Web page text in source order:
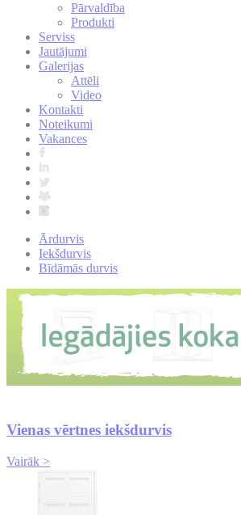
Pārvaldība
Produkti
Serviss
Jautājumi
Galerijas
Attēli
Video
Kontakti
Noteikumi
Vakances
Ārdurvis
Iekšdurvis
Bīdāmās durvis
Vienas vērtnes iekšdurvis
Vairāk >